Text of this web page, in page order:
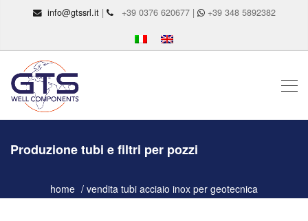
info@gtssrl.it| +39 0376 620677 | +39 348 5892382
Produzione tubi e filtri per pozzi
home vendita tubi acciaio inox per geotecnica